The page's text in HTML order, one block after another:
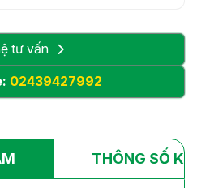
tư vấn
02439427992
THÔNG SỐ